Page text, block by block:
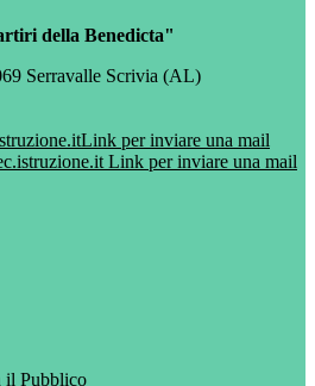
della Benedicta"
Serravalle Scrivia (AL)
Link per inviare una mail
Link per inviare una mail
il Pubblico